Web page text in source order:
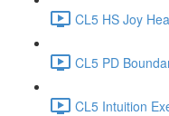
CL5 HS Joy
CL5 PD
CL5 Intuition